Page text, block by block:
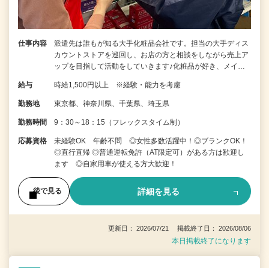
仕事内容
派遣先は誰もが知る大手化粧品会社です。担当の大手ディス
カウントストアを巡回し、お店の方と相談をしながら売上ア
ップを目指して活動をしていきます♪化粧品が好き、メイ…
給与 時給1,500円以上 ※経験・能力を考慮
勤務地 東京都、神奈川県、千葉県、埼玉県
勤務時間 9：30～18：15（フレックスタイム制）
応募資格
未経験OK 年齢不問 ◎女性多数活躍中！◎ブランクOK！
◎直行直帰 ◎普通運転免許（AT限定可）がある方は歓迎し
ます ◎自家用車が使える方大歓迎！
後で見る 詳細を見る
更新日： 2026/07/21 掲載終了日： 2026/08/06
本日掲載終了になります